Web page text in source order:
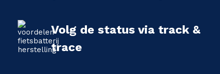
Volg de status via track &
trace